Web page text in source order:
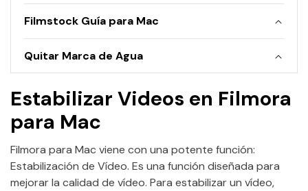
• Instagram Video
• Facebook Video
Más Recursos
Filmstock Guía para Mac
Quitar Marca de Agua
Estabilizar Videos en Filmora
para Mac
Filmora para Mac viene con una potente función:
Estabilización de Vídeo. Es una función diseñada para
mejorar la calidad de vídeo. Para estabilizar un vídeo,